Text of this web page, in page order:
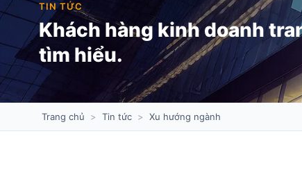
TIN TỨC
Khách hàng kinh doanh
tìm hiểu.
Trang chủ > Tin tức > Xu hướng ngành